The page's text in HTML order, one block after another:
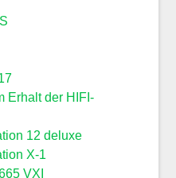
Erhalt der HIFI-
12 deluxe
X-1
VXI